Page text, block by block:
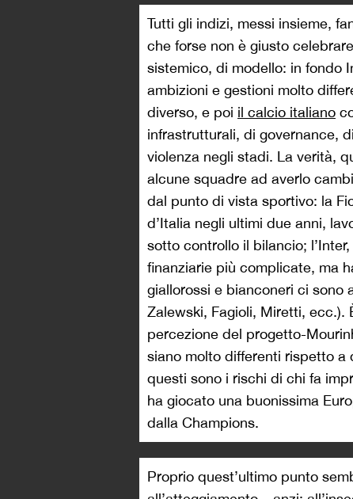
Tutti gli indizi, messi insieme,
che forse non è giusto
sistemico, di modello: in fondo
ambizioni e gestioni molto
diverso, e poi il calcio italiano
infrastrutturali, di governance,
violenza negli stadi. La verità,
alcune squadre ad averlo
dal punto di vista sportivo: la
d’Italia negli ultimi due anni,
sotto controllo il bilancio;
finanziarie più complicate, ma
giallorossi e bianconeri ci sono
Zalewski, Fagioli, Miretti, ecc.).
percezione del progetto-
siano molto differenti rispetto a
questi sono i rischi di chi fa
ha giocato una buonissima
dalla Champions.
Proprio quest’ultimo punto